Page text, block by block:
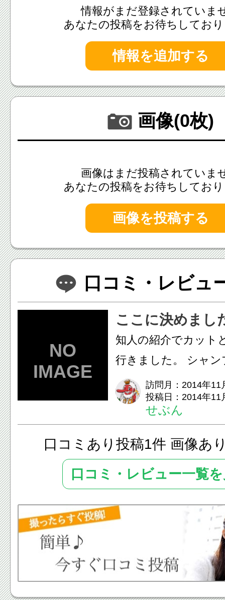
情報がまだ登録されていま
あなたの投稿をお待ちしてお
情報を追加する
画像(0枚)
画像はまだ投稿されていま
あなたの投稿をお待ちしてお
画像を投稿する
口コミ・レビュ
ここに決めまし
知人の紹介でカット
行きました。 シャ
照明が、他のスペー
ていて、とても...
訪問月：2014年11
投稿日：2014年11
せぶん
口コミあり投稿1件 画像あ
口コミ・レビュー一覧